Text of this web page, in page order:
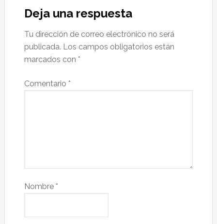
Deja una respuesta
Tu dirección de correo electrónico no será
publicada. Los campos obligatorios están
marcados con *
Comentario *
Nombre *